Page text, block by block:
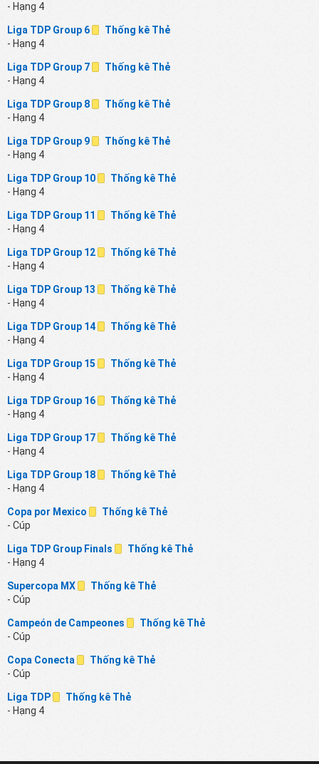
- Hạng 4
Liga TDP Group 6
Thống kê Thẻ
- Hạng 4
Liga TDP Group 7
Thống kê Thẻ
- Hạng 4
Liga TDP Group 8
Thống kê Thẻ
- Hạng 4
Liga TDP Group 9
Thống kê Thẻ
- Hạng 4
Liga TDP Group 10
Thống kê Thẻ
- Hạng 4
Liga TDP Group 11
Thống kê Thẻ
- Hạng 4
Liga TDP Group 12
Thống kê Thẻ
- Hạng 4
Liga TDP Group 13
Thống kê Thẻ
- Hạng 4
Liga TDP Group 14
Thống kê Thẻ
- Hạng 4
Liga TDP Group 15
Thống kê Thẻ
- Hạng 4
Liga TDP Group 16
Thống kê Thẻ
- Hạng 4
Liga TDP Group 17
Thống kê Thẻ
- Hạng 4
Liga TDP Group 18
Thống kê Thẻ
- Hạng 4
Copa por Mexico
Thống kê Thẻ
- Cúp
Liga TDP Group Finals
Thống kê Thẻ
- Hạng 4
Supercopa MX
Thống kê Thẻ
- Cúp
Campeón de Campeones
Thống kê Thẻ
- Cúp
Copa Conecta
Thống kê Thẻ
- Cúp
Liga TDP
Thống kê Thẻ
- Hạng 4